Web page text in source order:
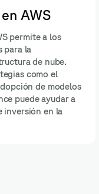
AWS
permite a los
para la
de nube.
como el
de modelos
puede ayudar a
inversión en la